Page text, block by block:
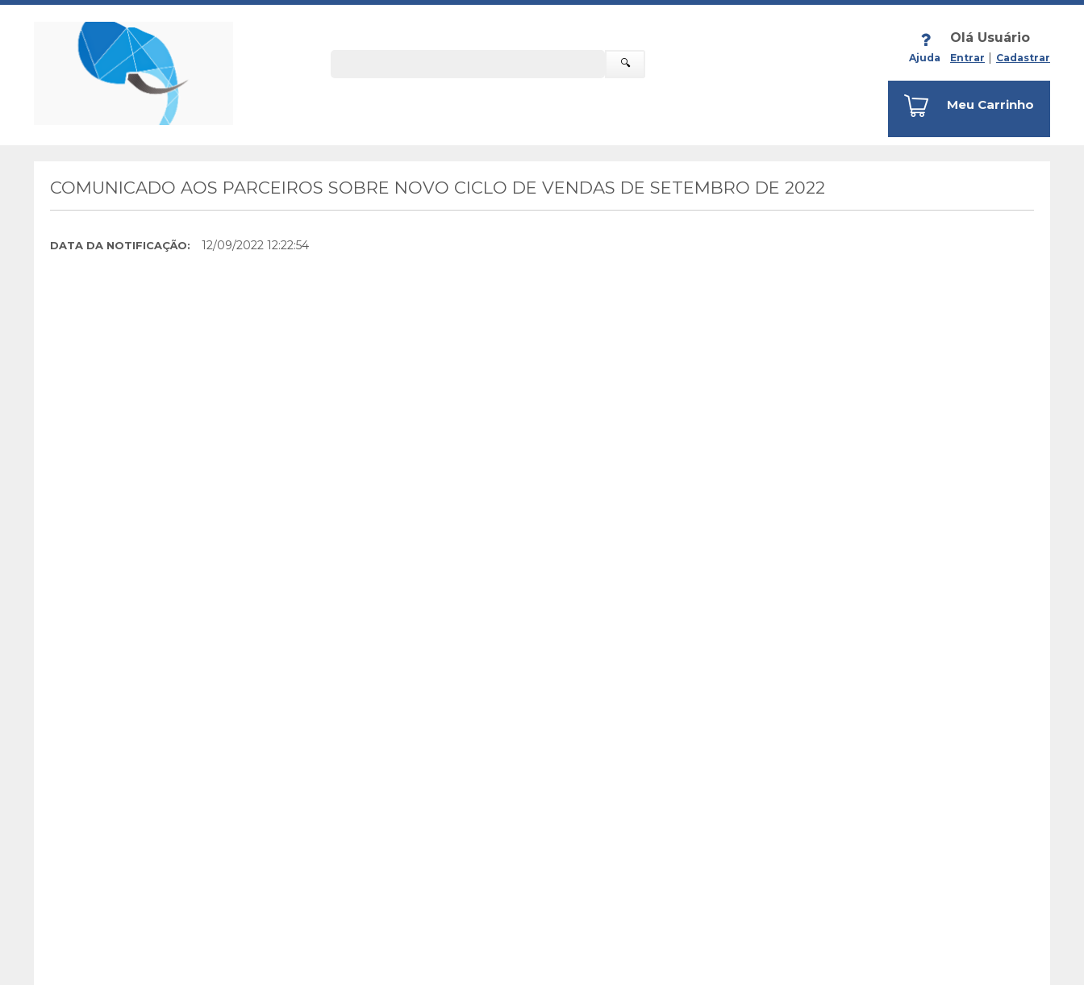
🔍 Ajuda
Olá Usuário
Entrar Cadastrar
Meu Carrinho
COMUNICADO AOS PARCEIROS SOBRE NOVO CICLO DE VENDAS DE SETEMBRO DE 2022
DATA DA NOTIFICAÇÃO: 12/09/2022 12:22:54